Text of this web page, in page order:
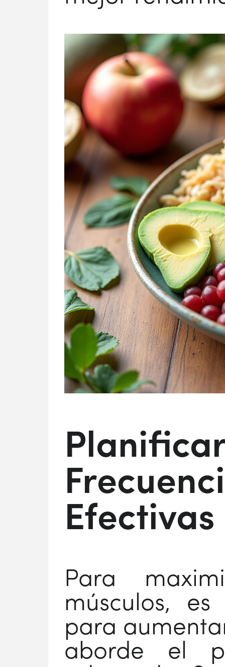
Efectivas
Para
músculos,
para
aborde el